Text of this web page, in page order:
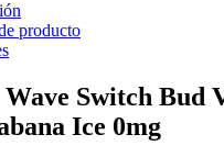
producto
Switch Bud
Ice 0mg